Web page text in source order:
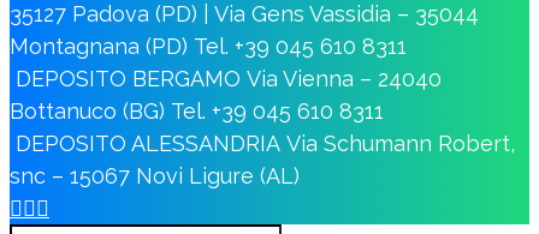
35127 Padova (PD) | Via Gens Vassidia – 35044
Montagnana (PD) Tel. +39 045 610 8311
DEPOSITO BERGAMO Via Vienna – 24040
Bottanuco (BG) Tel. +39 045 610 8311
DEPOSITO ALESSANDRIA Via Schumann Robert,
snc – 15067 Novi Ligure (AL)
